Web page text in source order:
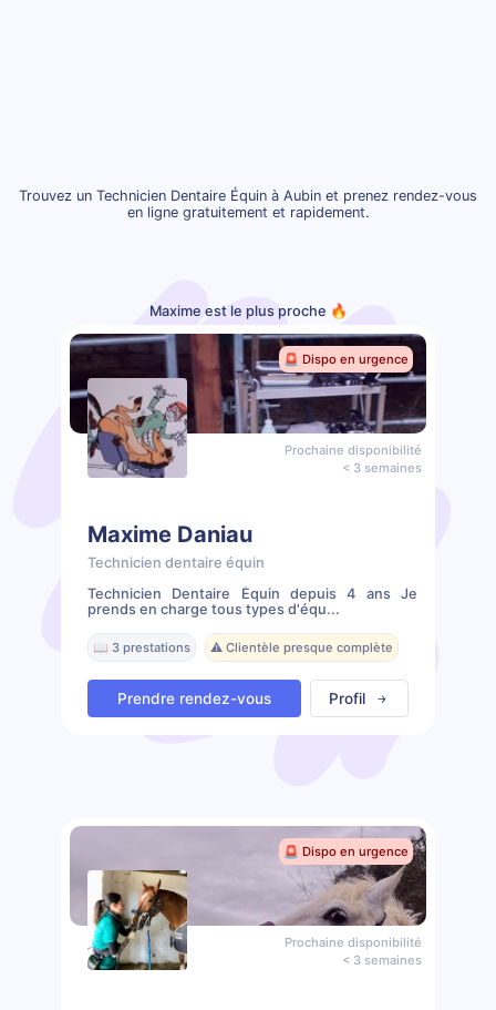
Trouvez un Technicien Dentaire Équin à Aubin et prenez rendez-vous
en ligne gratuitement et rapidement.
Maxime est le plus proche 🔥
🚨 Dispo en urgence
Prochaine disponibilité
< 3 semaines
Maxime Daniau
Technicien dentaire équin
Technicien Dentaire Équin depuis 4 ans Je
prends en charge tous types d'équ...
📖 3 prestations ⚠️ Clientèle presque complète
Prendre rendez-vous Profil
🚨 Dispo en urgence
Prochaine disponibilité
< 3 semaines